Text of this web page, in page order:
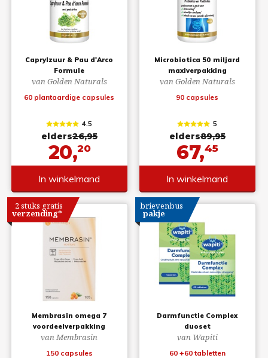
Caprylzuur & Pau d'Arco
Formule
van Golden Naturals
60 plantaardige capsules
4.5
elders26,95
20,20
In winkelmand
Microbiotica 50 miljard
maxiverpakking
van Golden Naturals
90 capsules
5
elders89,95
67,45
In winkelmand
Membrasin omega 7
voordeelverpakking
van Membrasin
150 capsules
2 stuks gratis
verzending*
Darmfunctie Complex
duoset
van Wapiti
60 +60 tabletten
brievenbus
pakje